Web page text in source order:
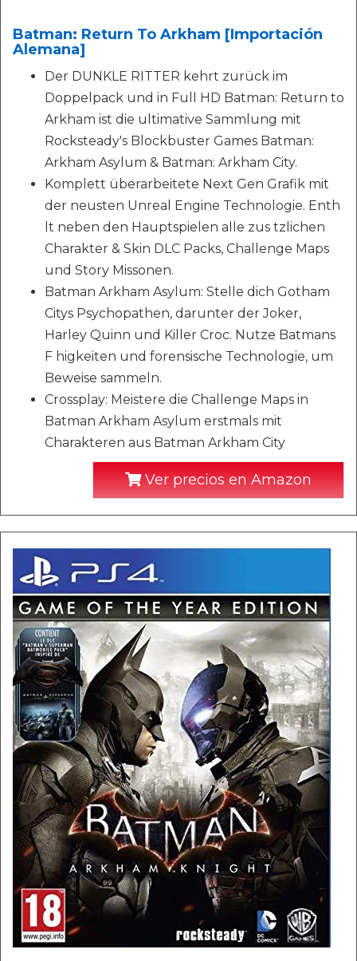
Batman: Return To Arkham [Importación
Alemana]
Der DUNKLE RITTER kehrt zurück im
Doppelpack und in Full HD Batman: Return to
Arkham ist die ultimative Sammlung mit
Rocksteady's Blockbuster Games Batman:
Arkham Asylum & Batman: Arkham City.
Komplett überarbeitete Next Gen Grafik mit
der neusten Unreal Engine Technologie. Enth
lt neben den Hauptspielen alle zus tzlichen
Charakter & Skin DLC Packs, Challenge Maps
und Story Missonen.
Batman Arkham Asylum: Stelle dich Gotham
Citys Psychopathen, darunter der Joker,
Harley Quinn und Killer Croc. Nutze Batmans
F higkeiten und forensische Technologie, um
Beweise sammeln.
Crossplay: Meistere die Challenge Maps in
Batman Arkham Asylum erstmals mit
Charakteren aus Batman Arkham City
Ver precios en Amazon